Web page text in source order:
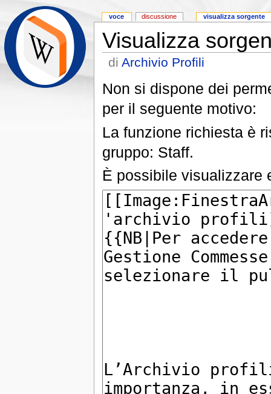
Visualizza
diArchivio Profili
Non si dispone dei
per il seguente motivo:
La funzione richiesta è
gruppo: Staff.
È possibile visualizzare
voce discussione visualizza sorgente